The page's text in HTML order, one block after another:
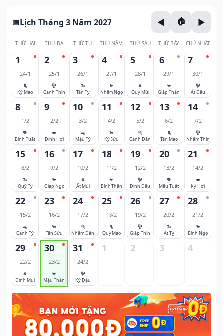
Lịch Tháng 3 Năm 2027
THỨ HAI THỨ BA THỨ TƯ THỨ NĂM THỨ SÁU THỨ BẢY CHỦ NHẬT
1
24/1
🐈
Kỷ Mão
2
25/1
🐉
Canh Thìn
3
26/1
🐍
Tân Tỵ
4
27/1
🐎
Nhâm Ngọ
5
28/1
🐐
Quý Mùi
6
29/1
🐒
Giáp Thân
7
30/1
🐓
Ất Dậu
8
1/2
🐕
Bính Tuất
9
2/2
🐖
Đinh Hợi
10
3/2
🐀
Mậu Tý
11
4/2
🐂
Kỷ Sửu
12
5/2
🐅
Canh Dần
13
6/2
🐈
Tân Mão
14
7/2
🐉
Nhâm Thìn
15
8/2
🐍
Quý Tỵ
16
9/2
🐎
Giáp Ngọ
17
10/2
🐐
Ất Mùi
18
11/2
🐒
Bính Thân
19
12/2
🐓
Đinh Dậu
20
13/2
🐕
Mậu Tuất
21
14/2
🐖
Kỷ Hợi
22
15/2
🐀
Canh Tý
23
16/2
🐂
Tân Sửu
24
17/2
🐅
Nhâm Dần
25
18/2
🐈
Quý Mão
26
19/2
🐉
Giáp Thìn
27
20/2
🐍
Ất Tỵ
28
21/2
🐎
Bính Ngọ
29
22/2
🐐
Đinh Mùi
30
23/2
🐒
Mậu Thân
31
24/2
🐓
Kỷ Dậu
1 2 3 4